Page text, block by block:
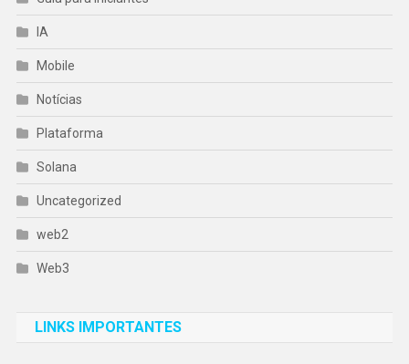
IA
Mobile
Notícias
Plataforma
Solana
Uncategorized
web2
Web3
LINKS IMPORTANTES